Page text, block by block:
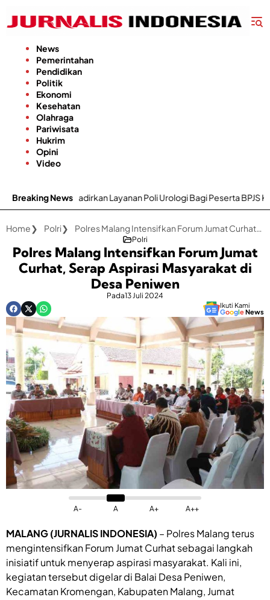
konten
News
Pemerintahan
Pendidikan
Politik
Ekonomi
Kesehatan
Olahraga
Pariwisata
Hukrim
Opini
Video
Breaking News
Layanan Poli Urologi Bagi Peserta BPJS Kesehatan
Home Polri Polres Malang Intensifkan Forum Jumat Curhat, Serap Aspirasi Masyarakat di Desa Peniwen
Polri
Polres Malang Intensifkan Forum Jumat
Curhat, Serap Aspirasi Masyarakat di
Desa Peniwen
Pada13 Juli 2024
Ikuti Kami
GoogleNews
A- A A+ A++
MALANG (JURNALIS INDONESIA) – Polres Malang terus
mengintensifkan Forum Jumat Curhat sebagai langkah
inisiatif untuk menyerap aspirasi masyarakat. Kali ini,
kegiatan tersebut digelar di Balai Desa Peniwen,
Kecamatan Kromengan, Kabupaten Malang, Jumat